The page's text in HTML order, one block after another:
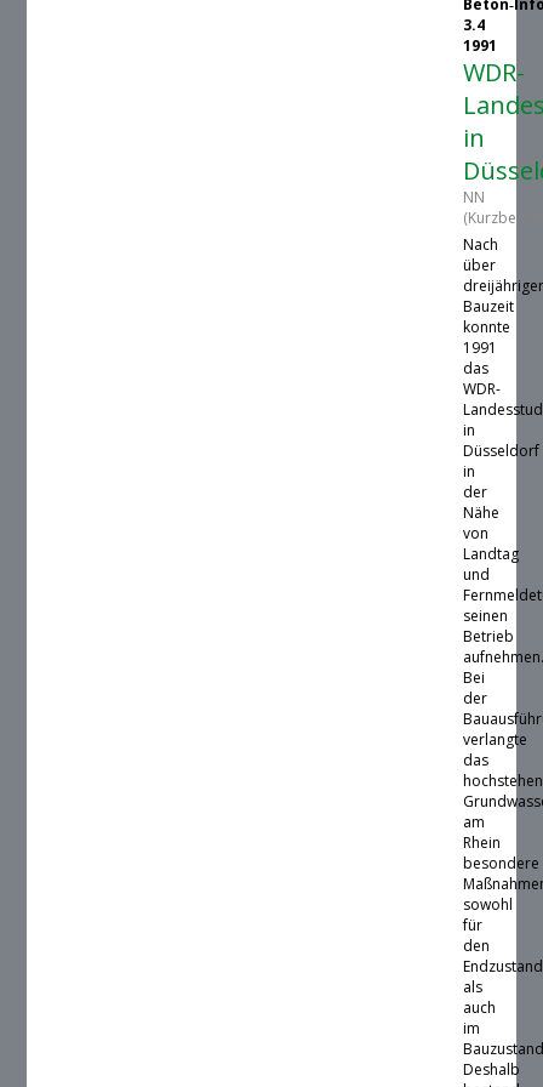
3.4
1991
WDR-
in
NN
Nach
über
Bauzeit
konnte
1991
das
WDR-
in
Düsseldorf
in
der
Nähe
von
Landtag
und
seinen
Betrieb
Bei
der
verlangte
das
am
Rhein
besondere
sowohl
für
den
Endzustand
als
auch
im
Deshalb